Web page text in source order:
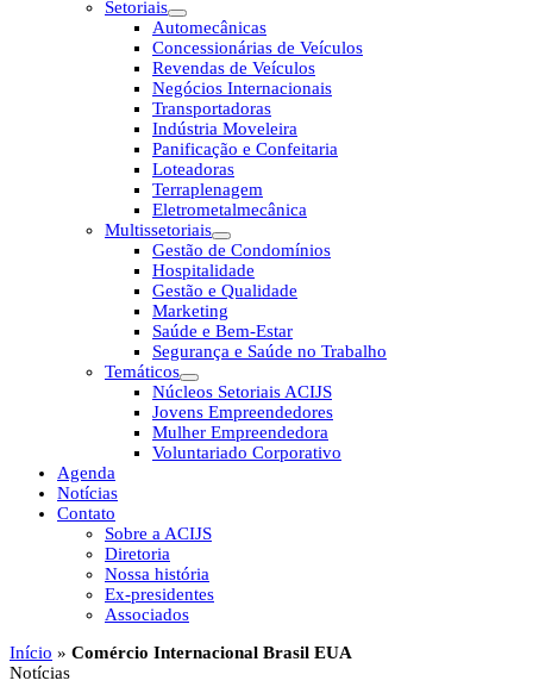
Setoriais
Automecânicas
Concessionárias de Veículos
Revendas de Veículos
Negócios Internacionais
Transportadoras
Indústria Moveleira
Panificação e Confeitaria
Loteadoras
Terraplenagem
Eletrometalmecânica
Multissetoriais
Gestão de Condomínios
Hospitalidade
Gestão e Qualidade
Marketing
Saúde e Bem-Estar
Segurança e Saúde no Trabalho
Temáticos
Núcleos Setoriais ACIJS
Jovens Empreendedores
Mulher Empreendedora
Voluntariado Corporativo
Agenda
Notícias
Contato
Sobre a ACIJS
Diretoria
Nossa história
Ex-presidentes
Associados
Início » Comércio Internacional Brasil EUA
Notícias